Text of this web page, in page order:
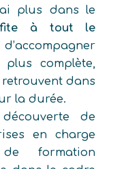
plus dans le
à tout le
complète,
retrouvent dans
la durée.
de
en charge
formation